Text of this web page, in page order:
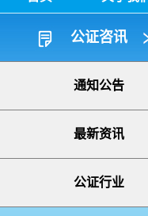
公证咨讯
通知公告
最新资讯
公证行业